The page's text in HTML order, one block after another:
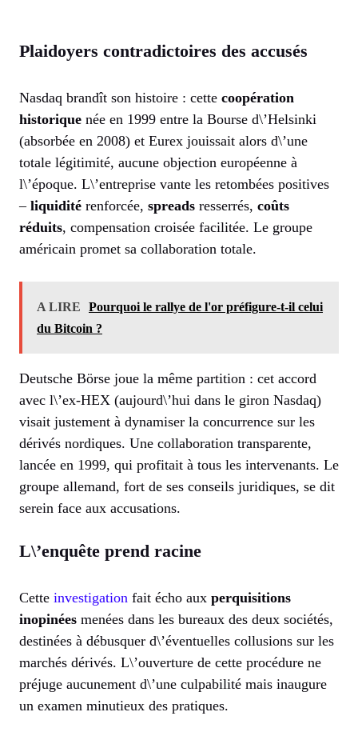
Plaidoyers contradictoires des accusés
Nasdaq brandît son histoire : cette coopération
historique née en 1999 entre la Bourse d\’Helsinki
(absorbée en 2008) et Eurex jouissait alors d\’une
totale légitimité, aucune objection européenne à
l\’époque. L\’entreprise vante les retombées positives
– liquidité renforcée, spreads resserrés, coûts
réduits, compensation croisée facilitée. Le groupe
américain promet sa collaboration totale.
A LIRE
Pourquoi le rallye de l'or préfigure-t-il celui
du Bitcoin ?
Deutsche Börse joue la même partition : cet accord
avec l\’ex-HEX (aujourd\’hui dans le giron Nasdaq)
visait justement à dynamiser la concurrence sur les
dérivés nordiques. Une collaboration transparente,
lancée en 1999, qui profitait à tous les intervenants. Le
groupe allemand, fort de ses conseils juridiques, se dit
serein face aux accusations.
L\’enquête prend racine
Cette investigation fait écho aux perquisitions
inopinées menées dans les bureaux des deux sociétés,
destinées à débusquer d\’éventuelles collusions sur les
marchés dérivés. L\’ouverture de cette procédure ne
préjuge aucunement d\’une culpabilité mais inaugure
un examen minutieux des pratiques.